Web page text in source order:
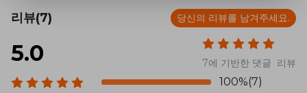
리뷰(7) 당신의 리뷰를 남겨주세요.
5.0 7에 기반한 댓글 리뷰
100%(7)